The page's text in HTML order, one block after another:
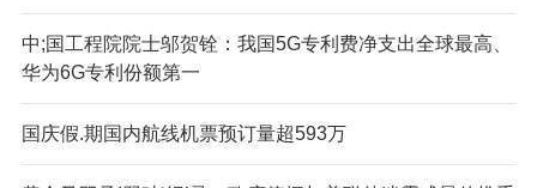
中;国工程院院士邬贺铨：我国5G专利费净支出全球最高、
华为6G专利份额第一
国庆假.期国内航线机票预订量超593万